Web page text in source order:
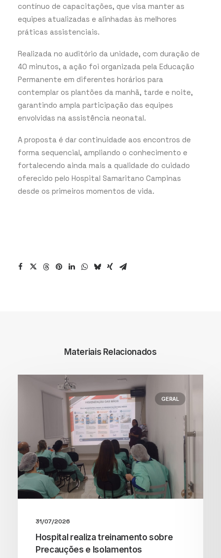
contínuo de capacitações, que visa manter as
equipes atualizadas e alinhadas às melhores
práticas assistenciais.
Realizada no auditório da unidade, com duração de
40 minutos, a ação foi organizada pela Educação
Permanente em diferentes horários para
contemplar os plantões da manhã, tarde e noite,
garantindo ampla participação das equipes
envolvidas na assistência neonatal.
A proposta é dar continuidade aos encontros de
forma sequencial, ampliando o conhecimento e
fortalecendo ainda mais a qualidade do cuidado
oferecido pelo Hospital Samaritano Campinas
desde os primeiros momentos de vida.
Materiais Relacionados
GERAL
31/07/2026
Hospital realiza treinamento sobre
Precauções e Isolamentos